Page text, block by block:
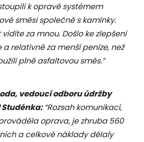
k opravě systémem
směsi společně s kamínky.
za mnou. Došlo ke zlepšení
relativně za menší peníze, než
plně asfaltovou směs.”
vedoucí odboru údržby
Studénka:“Rozsah komunikací,
oprava, je zhruba 560
a celkové náklady dělaly